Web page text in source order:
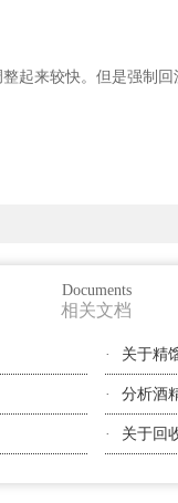
来较快。但是强制回
Documents
相关文档
· 关于精
· 分析酒
· 关于回